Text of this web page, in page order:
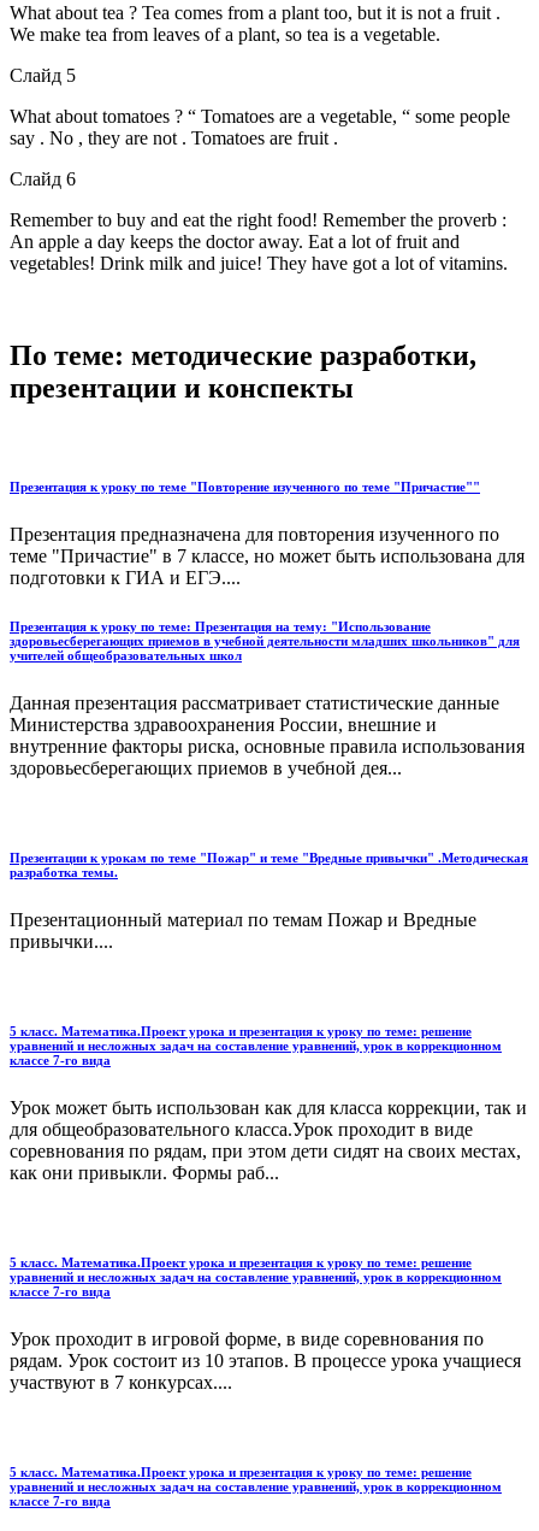
What about tea ? Tea comes from a plant too, but it is not a fruit .
We make tea from leaves of a plant, so tea is a vegetable.
Слайд 5
What about tomatoes ? “ Tomatoes are a vegetable, “ some people
say . No , they are not . Tomatoes are fruit .
Слайд 6
Remember to buy and eat the right food! Remember the proverb :
An apple a day keeps the doctor away. Eat a lot of fruit and
vegetables! Drink milk and juice! They have got a lot of vitamins.
По теме: методические разработки,
презентации и конспекты
Презентация к уроку по теме "Повторение изученного по теме "Причастие""
Презентация предназначена для повторения изученного по
теме "Причастие" в 7 классе, но может быть использована для
подготовки к ГИА и ЕГЭ....
Презентация к уроку по теме: Презентация на тему: "Использование
здоровьесберегающих приемов в учебной деятельности младших школьников" для
учителей общеобразовательных школ
Данная презентация рассматривает статистические данные
Министерства здравоохранения России, внешние и
внутренние факторы риска, основные правила использования
здоровьесберегающих приемов в учебной дея...
Презентации к урокам по теме "Пожар" и теме "Вредные привычки" .Методическая
разработка темы.
Презентационный материал по темам Пожар и Вредные
привычки....
5 класс. Математика.Проект урока и презентация к уроку по теме: решение
уравнений и несложных задач на составление уравнений, урок в коррекционном
классе 7-го вида
Урок может быть использован как для класса коррекции, так и
для общеобразовательного класса.Урок проходит в виде
соревнования по рядам, при этом дети сидят на своих местах,
как они привыкли. Формы раб...
5 класс. Математика.Проект урока и презентация к уроку по теме: решение
уравнений и несложных задач на составление уравнений, урок в коррекционном
классе 7-го вида
Урок проходит в игровой форме, в виде соревнования по
рядам. Урок состоит из 10 этапов. В процессе урока учащиеся
участвуют в 7 конкурсах....
5 класс. Математика.Проект урока и презентация к уроку по теме: решение
уравнений и несложных задач на составление уравнений, урок в коррекционном
классе 7-го вида